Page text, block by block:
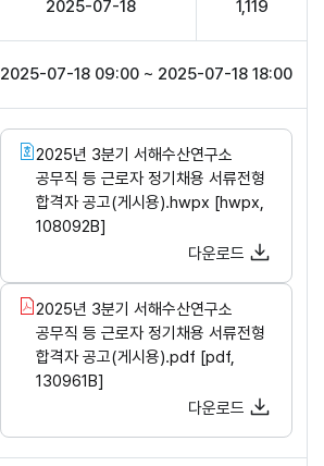
2025-07-18 1,119
2025-07-18 09:00 ~ 2025-07-18 18:00
2025년 3분기 서해수산연구소
공무직 등 근로자 정기채용 서류전형
합격자 공고(게시용).hwpx [hwpx,
108092B]
다운로드
2025년 3분기 서해수산연구소
공무직 등 근로자 정기채용 서류전형
합격자 공고(게시용).pdf [pdf,
130961B]
다운로드